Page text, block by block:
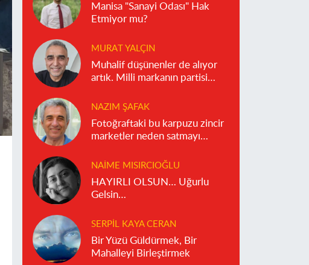
Manisa "Sanayi Odası" Hak
Etmiyor mu?
MURAT YALÇIN
Muhalif düşünenler de alıyor
artık. Milli markanın partisi
NAZIM ŞAFAK
Fotoğraftaki bu karpuzu zincir
marketler neden satmayı
NAIME MISIRCIOĞLU
HAYIRLI OLSUN… Uğurlu
Gelsin…
SERPIL KAYA CERAN
Bir Yüzü Güldürmek, Bir
Mahalleyi Birleştirmek